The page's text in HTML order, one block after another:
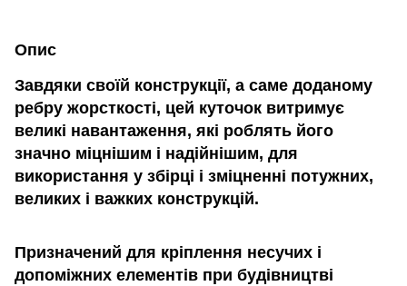
Опис
Завдяки своїй конструкції, а саме доданому
ребру жорсткості, цей куточок витримує
великі навантаження, які роблять його
значно міцнішим і надійнішим, для
використання у збірці і зміцненні потужних,
великих і важких конструкцій.
Призначений для кріплення несучих і
допоміжних елементів при будівництві